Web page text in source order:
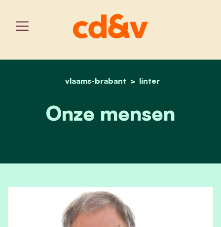
home
vlaams-brabant linter
onze mensen
Onze mensen